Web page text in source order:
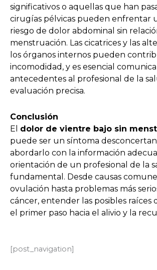
significativos o aquellas que han
cirugías pélvicas pueden enfrentar
riesgo de dolor abdominal sin
menstruación. Las cicatrices y las
los órganos internos pueden
incomodidad, y es esencial
antecedentes al profesional de la
evaluación precisa.
Conclusión
El dolor de vientre bajo sin
puede ser un síntoma
abordarlo con la información
orientación de un profesional de la
fundamental. Desde causas
ovulación hasta problemas más
cáncer, entender las posibles raíces
el primer paso hacia el alivio y la
[post_navigation]